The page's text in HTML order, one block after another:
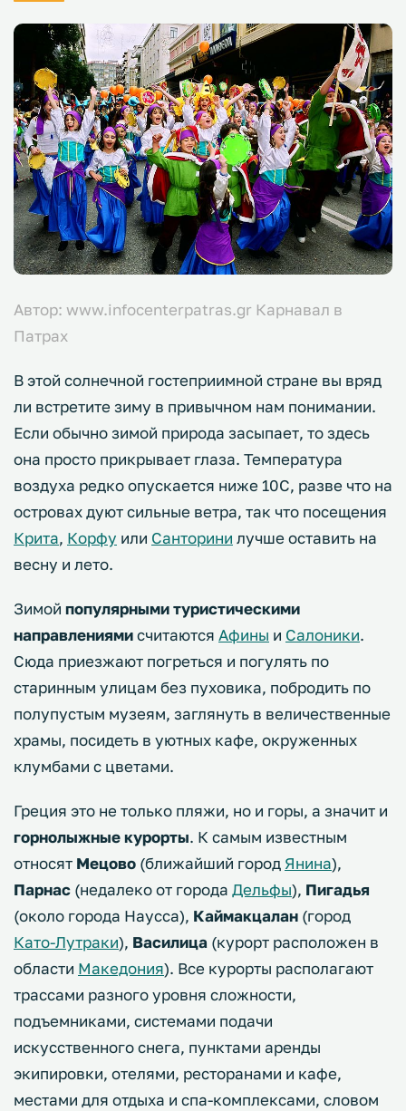
Автор: www.infocenterpatras.gr Карнавал в
Патрах
В этой солнечной гостеприимной стране вы вряд
ли встретите зиму в привычном нам понимании.
Если обычно зимой природа засыпает, то здесь
она просто прикрывает глаза. Температура
воздуха редко опускается ниже 10С, разве что на
островах дуют сильные ветра, так что посещения
Крита, Корфу или Санторини лучше оставить на
весну и лето.
Зимой популярными туристическими
направлениямисчитаются Афины и Салоники.
Сюда приезжают погреться и погулять по
старинным улицам без пуховика, побродить по
полупустым музеям, заглянуть в величественные
храмы, посидеть в уютных кафе, окруженных
клумбами с цветами.
Греция это не только пляжи, но и горы, а значит и
горнолыжные курорты. К самым известным
относят Мецово (ближайший город Янина),
Парнас (недалеко от города Дельфы), Пигадья
(около города Наусса), Каймакцалан (город
Като-Лутраки), Василица (курорт расположен в
области Македония). Все курорты располагают
трассами разного уровня сложности,
подъемниками, системами подачи
искусственного снега, пунктами аренды
экипировки, отелями, ресторанами и кафе,
местами для отдыха и спа-комплексами, словом